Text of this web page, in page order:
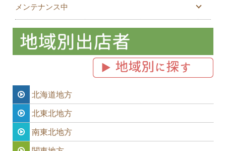
メンテナンス中
北海道地方
北東北地方
南東北地方